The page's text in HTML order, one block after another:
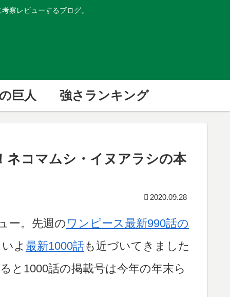
察レビューするブログ。
巨人 強さランキング
ネコマムシ・イヌアラシの本
2020.09.28
ー。先週の ワンピース最新990話の
よ 最新1000話も近づいてきました
と1000話の掲載号は今年の年末ら